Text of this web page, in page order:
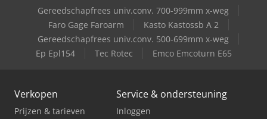
Weidemann 4270 Cx100 T
Weidemann 5080 T
Gereedschapfrees univ.conv. 700-999mm x-weg
Faro Gage Faroarm
Kasto Kastossb A 2
Gereedschapfrees univ.conv. 500-699mm x-weg
Ep Epl154
Tec Rotec Emco Emcoturn E65
Verkopen
Prijzen & tarieven
Service & ondersteuning
Inloggen